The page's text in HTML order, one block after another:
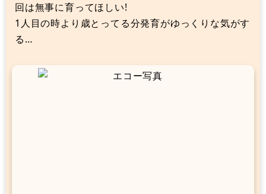
回は無事に育ってほしい!
1人目の時より歳とってる分発育がゆっくりな気がす
る…